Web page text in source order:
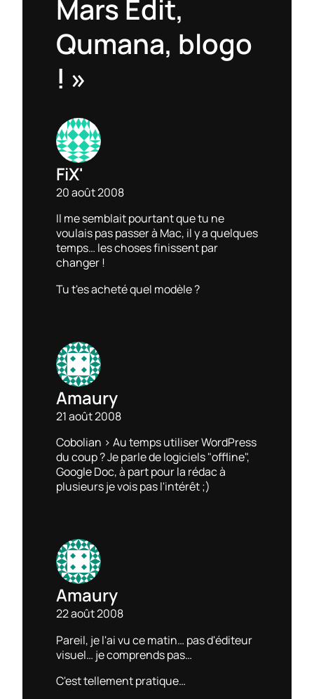
Mars Edit,
Qumana, blogo
! »
FiX'
20 août 2008
Il me semblait pourtant que tu ne
voulais pas passer à Mac, il y a quelques
temps… les choses finissent par
changer !
Tu t'es acheté quel modèle ?
Amaury
21 août 2008
Cobolian > Au temps utiliser WordPress
du coup ? Je parle de logiciels "offline",
Google Doc, à part pour la rédac à
plusieurs je vois pas l'intérêt ;)
Amaury
22 août 2008
Pareil, je l'ai vu ce matin… pas d'éditeur
visuel… je comprends pas…
C'est tellement pratique…